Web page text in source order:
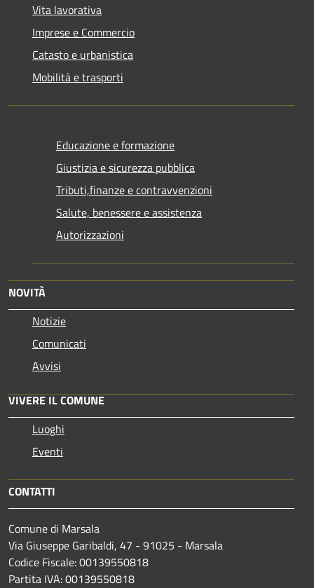
Vita lavorativa
Imprese e Commercio
Catasto e urbanistica
Mobilità e trasporti
Educazione e formazione
Giustizia e sicurezza pubblica
Tributi,finanze e contravvenzioni
Salute, benessere e assistenza
Autorizzazioni
NOVITÀ
Notizie
Comunicati
Avvisi
VIVERE IL COMUNE
Luoghi
Eventi
CONTATTI
Comune di Marsala
Via Giuseppe Garibaldi, 47 - 91025 - Marsala
Codice Fiscale: 00139550818
Partita IVA: 00139550818